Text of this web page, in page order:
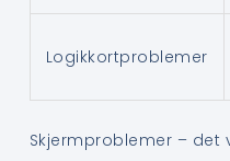
Logikkortproblemer
Skjermproblemer –